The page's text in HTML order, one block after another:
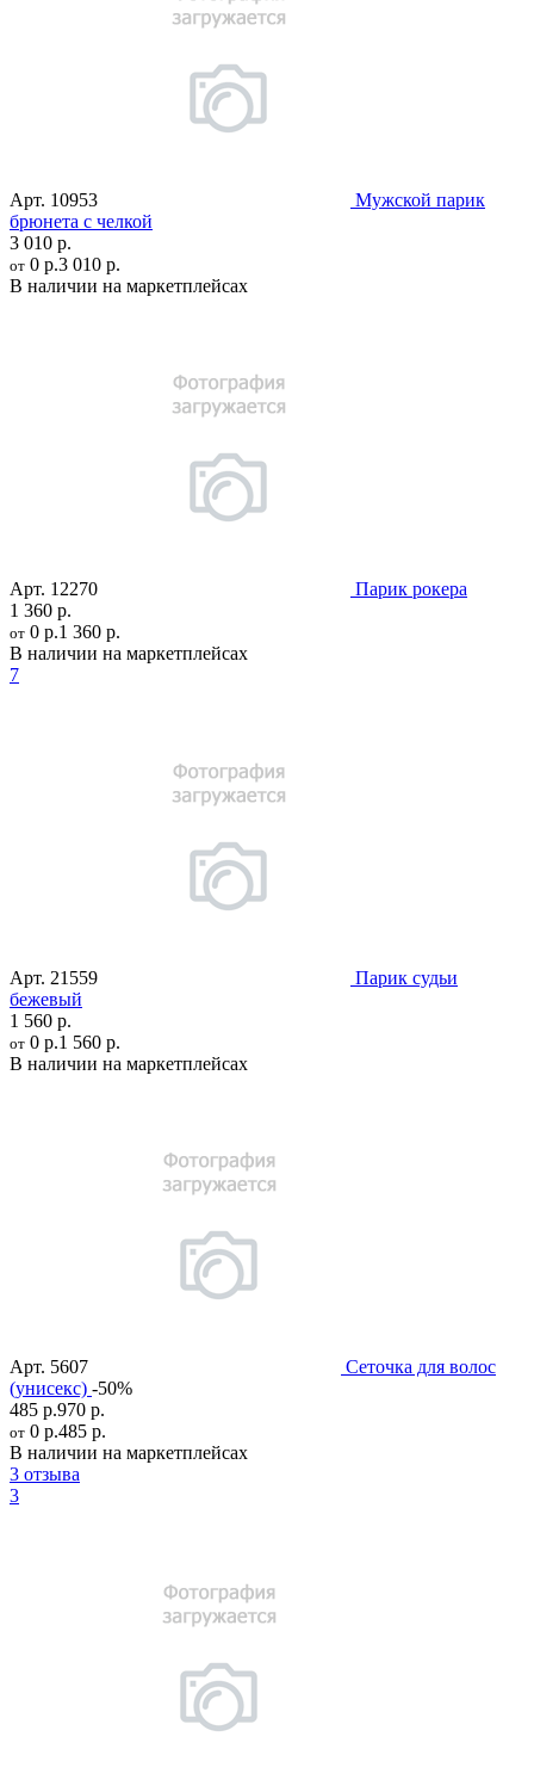
Арт. 10953
Мужской парик
брюнета с челкой
3 010 р.
от 0 р.3 010 р.
В наличии на маркетплейсах
Арт. 12270
Парик рокера
1 360 р.
от 0 р.1 360 р.
В наличии на маркетплейсах
7
Арт. 21559
Парик судьи
бежевый
1 560 р.
от 0 р.1 560 р.
В наличии на маркетплейсах
Арт. 5607
Сеточка для волос
(унисекс) -50%
485 р.970 р.
от 0 р.485 р.
В наличии на маркетплейсах
3 отзыва
3